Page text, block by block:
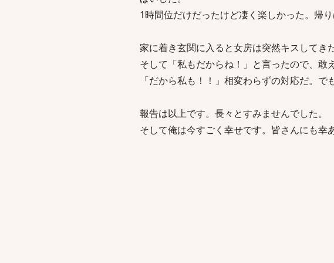
1時間位だけだったけど凄く楽しかった。帰
家に着き玄関に入ると女房は突然キスしてき
そして「私もだからね！」と言ったので、敢
「だから私も！！」相変わらずの対応だ。
報告は以上です。長々とすみませんでした。
そして俺は今すごく幸せです。皆さんにも幸あ